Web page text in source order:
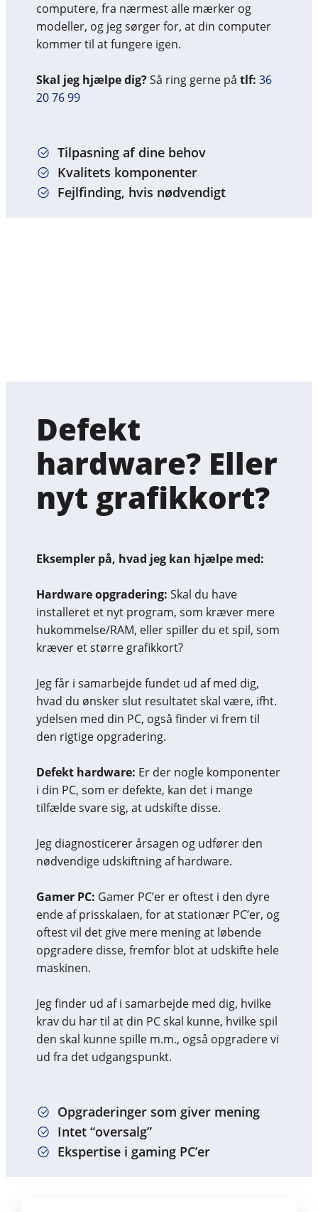
computere, fra nærmest alle mærker og
modeller, og jeg sørger for, at din computer
kommer til at fungere igen.
Skal jeg hjælpe dig?Så ring gerne på tlf:36
20 76 99
Tilpasning af dine behov
Kvalitets komponenter
Fejlfinding, hvis nødvendigt
Defekt
hardware? Eller
nyt grafikkort?
Eksempler på, hvad jeg kan hjælpe med:
Hardware opgradering: Skal du have
installeret et nyt program, som kræver mere
hukommelse/RAM, eller spiller du et spil, som
kræver et større grafikkort?
Jeg får i samarbejde fundet ud af med dig,
hvad du ønsker slut resultatet skal være, ifht.
ydelsen med din PC, også finder vi frem til
den rigtige opgradering.
Defekt hardware: Er der nogle komponenter
i din PC, som er defekte, kan det i mange
tilfælde svare sig, at udskifte disse.
Jeg diagnosticerer årsagen og udfører den
nødvendige udskiftning af hardware.
Gamer PC: Gamer PC’er er oftest i den dyre
ende af prisskalaen, for at stationær PC’er, og
oftest vil det give mere mening at løbende
opgradere disse, fremfor blot at udskifte hele
maskinen.
Jeg finder ud af i samarbejde med dig, hvilke
krav du har til at din PC skal kunne, hvilke spil
den skal kunne spille m.m., også opgradere vi
ud fra det udgangspunkt.
Opgraderinger som giver mening
Intet “oversalg”
Ekspertise i gaming PC’er